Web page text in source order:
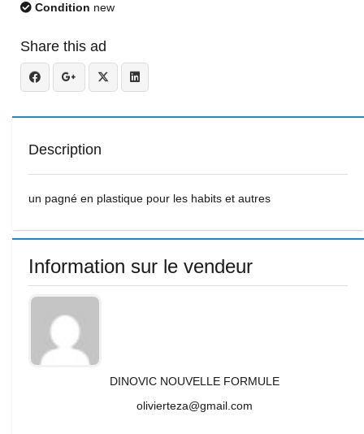
Condition new
Share this ad
Description
un pagné en plastique pour les habits et autres
Information sur le vendeur
DINOVIC NOUVELLE FORMULE
olivierteza@gmail.com